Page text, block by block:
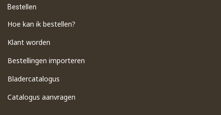
Bestellen
Hoe kan ik bestellen?
Klant worden
Bestellingen importeren
​Bladercatalogus
​Catalogus aanvragen